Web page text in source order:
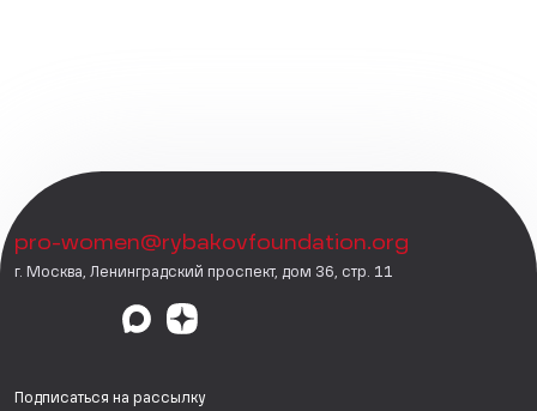
pro-women@rybakovfoundation.org
г. Москва, Ленинградский проспект, дом 36, стр. 11
Подписаться на рассылку